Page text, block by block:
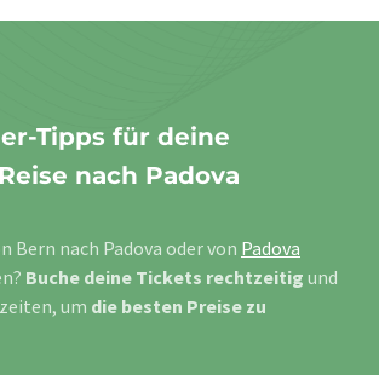
Tipps für deine
nach Padova
Bern nach Padova oder von Padova
Buche deine Tickets rechtzeitig und
um die besten Preise zu